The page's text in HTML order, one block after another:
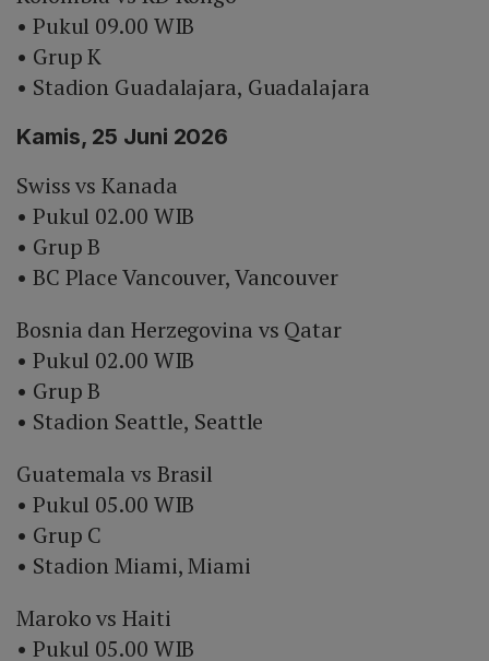
• Pukul 09.00 WIB
• Grup K
• Stadion Guadalajara, Guadalajara
Kamis, 25 Juni 2026
Swiss vs Kanada
• Pukul 02.00 WIB
• Grup B
• BC Place Vancouver, Vancouver
Bosnia dan Herzegovina vs Qatar
• Pukul 02.00 WIB
• Grup B
• Stadion Seattle, Seattle
Guatemala vs Brasil
• Pukul 05.00 WIB
• Grup C
• Stadion Miami, Miami
Maroko vs Haiti
• Pukul 05.00 WIB